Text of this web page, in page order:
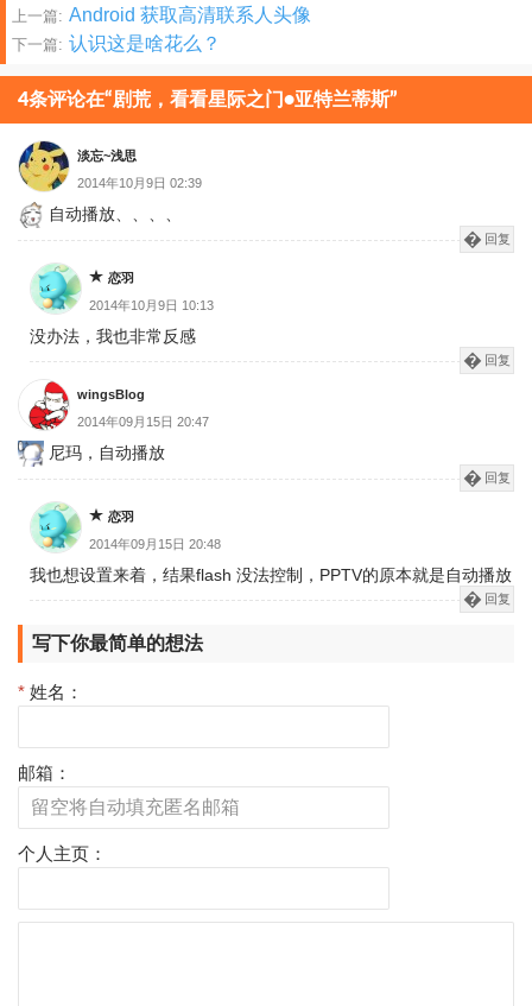
文
章
分
页
上一篇: Android 获取高清联系人头像
下一篇: 认识这是啥花么？
4条评论在“剧荒，看看星际之门•亚特兰蒂斯”
淡忘~浅思
2014年10月9日 02:39
自动播放、、、、
回复
恋羽
2014年10月9日 10:13
没办法，我也非常反感
回复
wingsBlog
2014年09月15日 20:47
尼玛，自动播放
回复
恋羽
2014年09月15日 20:48
我也想设置来着，结果flash 没法控制，PPTV的原本就是自动播放
回复
写下你最简单的想法
* 姓名：
邮箱：
个人主页：